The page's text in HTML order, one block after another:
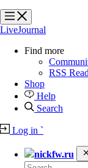
?
?
LiveJournal
Find more
RSS
Shop
Help
Search
Log in `
nickfw.ru